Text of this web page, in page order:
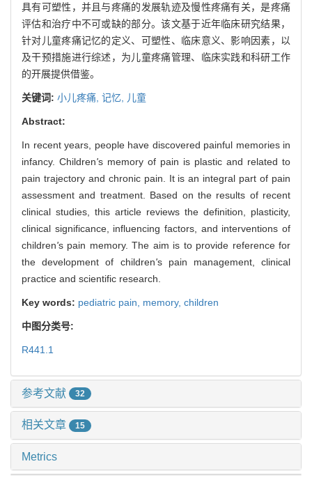
具有可塑性，并且与疼痛的发展轨迹及慢性疼痛有关，是疼痛
评估和治疗中不可或缺的部分。该文基于近年临床研究结果，
针对儿童疼痛记忆的定义、可塑性、临床意义、影响因素，以
及干预措施进行综述，为儿童疼痛管理、临床实践和科研工作
的开展提供借鉴。
关键词: 小儿疼痛, 记忆, 儿童
Abstract:
In recent years, people have discovered painful memories in
infancy. Children's memory of pain is plastic and related to
pain trajectory and chronic pain. It is an integral part of pain
assessment and treatment. Based on the results of recent
clinical studies, this article reviews the definition, plasticity,
clinical significance, influencing factors, and interventions of
children's pain memory. The aim is to provide reference for
the development of children's pain management, clinical
practice and scientific research.
Key words: pediatric pain, memory, children
中图分类号:
R441.1
参考文献 32
相关文章 15
Metrics